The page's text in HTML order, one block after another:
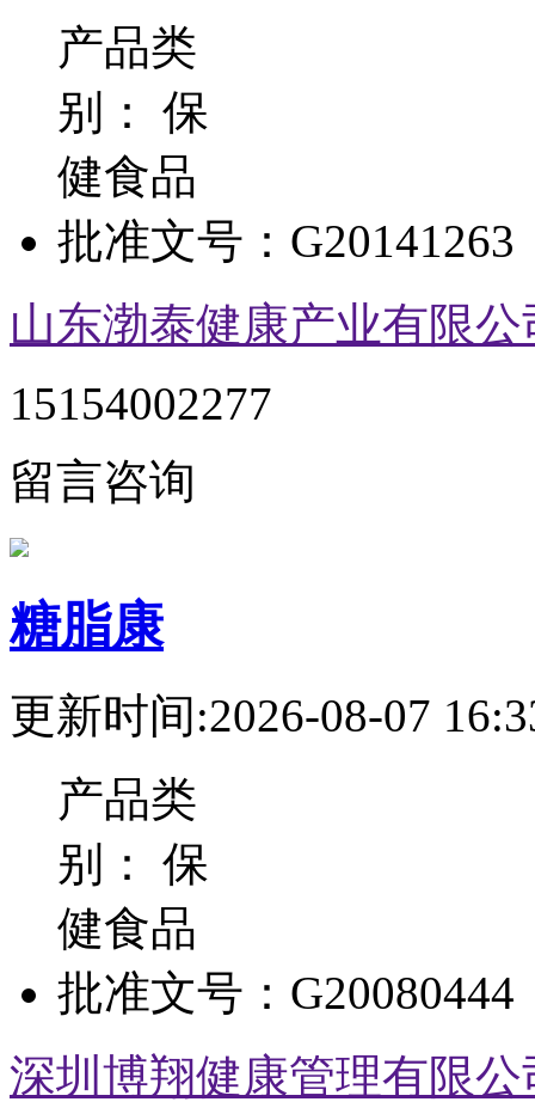
产品类
别： 保
健食品
批准文号： G20141263
山东渤泰健康产业有限公
15154002277
留言咨询
糖脂康
更新时间:2026-08-07
产品类
别： 保
健食品
批准文号： G20080444
深圳博翔健康管理有限公